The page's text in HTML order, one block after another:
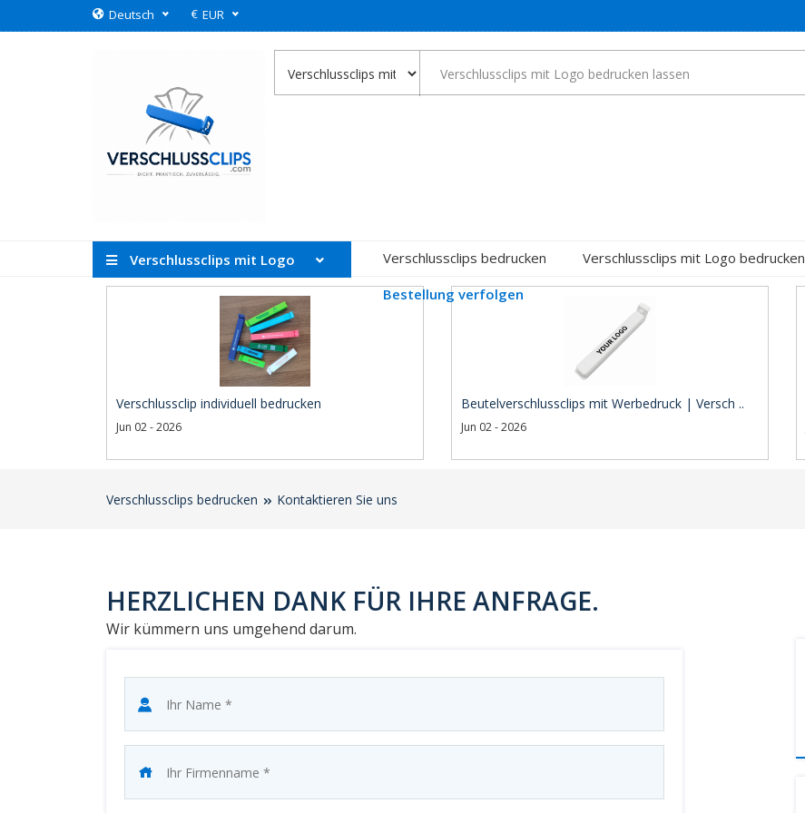
Deutsch € EUR
Verschlussclips mit Logo Verschlussclips bedrucken Verschlussclips mit Logo bedrucken
Bestellung verfolgen
Verschlussclip individuell bedrucken
Jun 02 - 2026
Beutelverschlussclips mit Werbedruck | Versch ..
Jun 02 - 2026
Verschlussclips bedrucken Kontaktieren Sie uns
HERZLICHEN DANK FÜR IHRE ANFRAGE.
Wir kümmern uns umgehend darum.